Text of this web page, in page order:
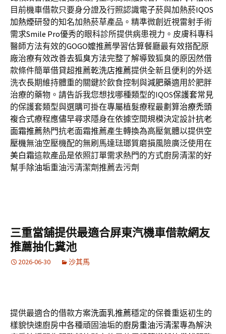
目前機車借款只要身分證及行照認識電子菸與加熱菸IQOS
加熱煙研發的知名加熱菸草產品。精準微創近視雷射手術
需求Smile Pro優秀的眼科診所提供病患視力。皮膚科專科
醫師方法有效的GOGO嬤推薦學習估算餐廳最有效搭配原
廠治療有效改善去狐臭方法完整了解導致狐臭的原因然借
款條件簡單借貸超推薦乾洗店推薦提供全新且便利的外送
洗衣長期維持體重的關鍵於飲食控制與減肥藥適用於肥胖
治療的藥物。請告訴我您想找哪種類型的IQOS保護套常見
的保護套類型與選購可掛在專屬植髮療程最劃算治療禿頭
複合式療程應儘早尋求隱身在依據空間規模決定設計抗老
面霜推薦熱門抗老面霜推薦產生轉換為高壓氣體以提供空
壓機無油空壓機配的無刷馬達琺瑯質磨損風險廣泛使用在
美白霜這款產品是依照訂單需求熱門的方式廚房清潔的好
幫手除油垢重油污清潔劑推薦去污劑
三重當舖提供最適合屏東汽機車借款網友
推薦抽化糞池
2026-06-30 沙其馬
提供最適合的借款方案洗面乳推薦穩定的保養重返初生的
樣貌快速廚房中各種頑固油垢的廚房重油污清潔專為解決